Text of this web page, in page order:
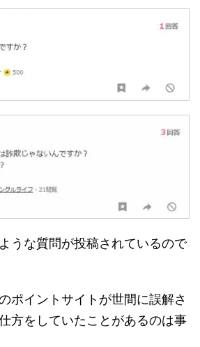
うな質問が投稿されているので
ポイントサイトが世間に誤解さ
方をしていたことがあるのは事